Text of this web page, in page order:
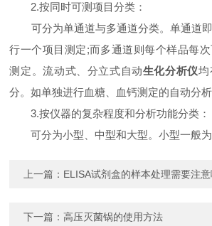
2.按同时可测项目分类：
可分为单通道与多通道分类。单通道即
行一个项目测定;而多通道则每个样品每
测定。流动式、分立式自动生化分析仪均
分。如单独进行血糖、血钙测定的自动分析
3.按仪器的复杂程度和分析功能分类：
可分为小型、中型和大型。小型一般为
上一篇： ELISA试剂盒的样本处理需要注
下一篇：高压灭菌锅的使用方法